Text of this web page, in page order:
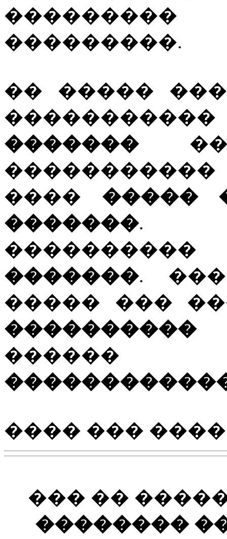
���������.
�� �����
���������
���� �����
�������.
�������.
����� ���
���� ���
��� ��
��������